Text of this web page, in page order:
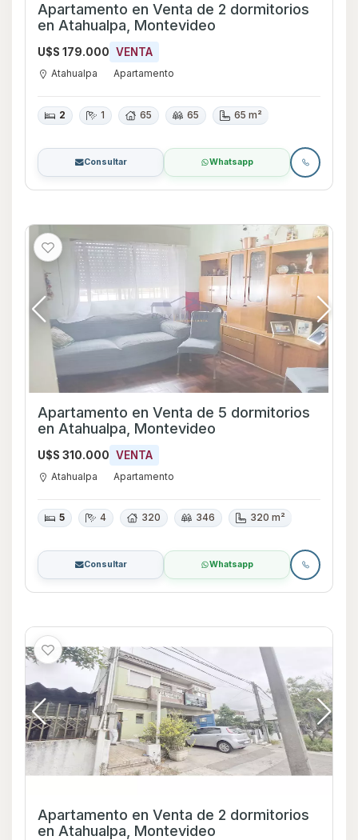
Apartamento en Venta de 2 dormitorios
en Atahualpa, Montevideo
U$S 179.000 VENTA
Atahualpa Apartamento
2 1 65 65 65 m²
Consultar Whatsapp
Apartamento en Venta de 5 dormitorios
en Atahualpa, Montevideo
U$S 310.000 VENTA
Atahualpa Apartamento
5 4 320 346 320 m²
Consultar Whatsapp
Apartamento en Venta de 2 dormitorios
en Atahualpa, Montevideo